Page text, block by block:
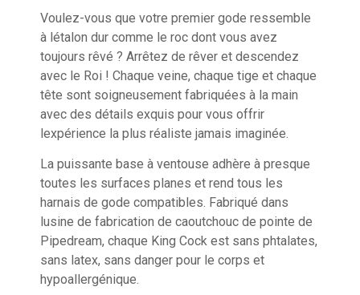
Voulez-vous que votre premier gode ressemble
à létalon dur comme le roc dont vous avez
toujours rêvé ? Arrêtez de rêver et descendez
avec le Roi ! Chaque veine, chaque tige et chaque
tête sont soigneusement fabriquées à la main
avec des détails exquis pour vous offrir
lexpérience la plus réaliste jamais imaginée.
La puissante base à ventouse adhère à presque
toutes les surfaces planes et rend tous les
harnais de gode compatibles. Fabriqué dans
lusine de fabrication de caoutchouc de pointe de
Pipedream, chaque King Cock est sans phtalates,
sans latex, sans danger pour le corps et
hypoallergénique.